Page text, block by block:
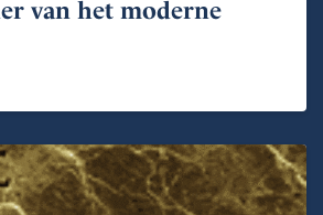
van het moderne